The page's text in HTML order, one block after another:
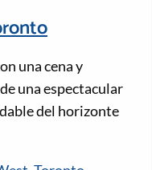
una cena y
una espectacular
del horizonte